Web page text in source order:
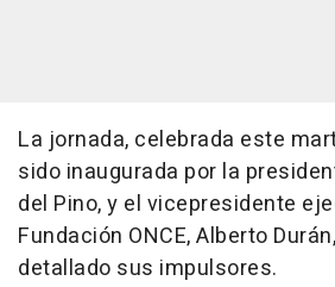
La jornada, celebrada este
sido inaugurada por la
del Pino, y el vicepresidente
Fundación ONCE, Alberto
detallado sus impulsores.